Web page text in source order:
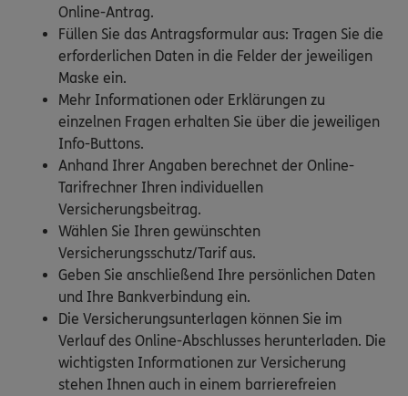
Online-Antrag.
Füllen Sie das Antragsformular aus: Tragen Sie die
erforderlichen Daten in die Felder der jeweiligen
Maske ein.
Mehr Informationen oder Erklärungen zu
einzelnen Fragen erhalten Sie über die jeweiligen
Info-Buttons.
Anhand Ihrer Angaben berechnet der Online-
Tarifrechner Ihren individuellen
Versicherungsbeitrag.
Wählen Sie Ihren gewünschten
Versicherungsschutz/Tarif aus.
Geben Sie anschließend Ihre persönlichen Daten
und Ihre Bankverbindung ein.
Die Versicherungsunterlagen können Sie im
Verlauf des Online-Abschlusses herunterladen. Die
wichtigsten Informationen zur Versicherung
stehen Ihnen auch in einem barrierefreien